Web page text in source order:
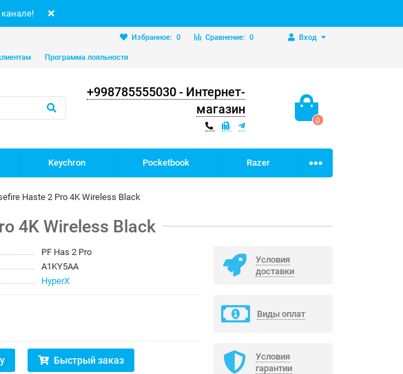
канале!
Вход
Сравнение: 0
Избранное: 0
Программа лояльности
+998785555030 - Интернет-
магазин
0
Keychron Pocketbook Razer
Haste 2 Pro 4K Wireless Black
4K Wireless Black
PF Has 2 Pro
A1KY5AA
HyperX
Быстрый заказ
Условия
доставки
Виды оплат
Условия
гарантии